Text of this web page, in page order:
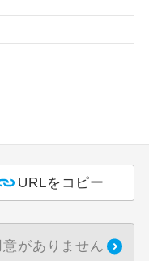
URLをコピー
がありません
齢に制限があるコース
定なので、ご出発の計
を指定したコースで
席を2席利⽤できま